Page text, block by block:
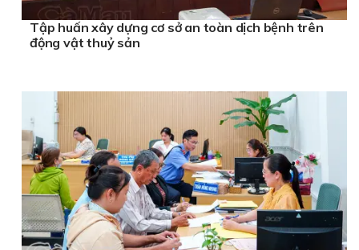
Tập huấn xây dựng cơ sở an toàn dịch bệnh trên
động vật thuỷ sản